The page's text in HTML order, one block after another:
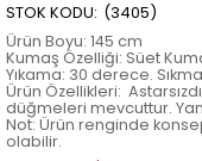
(3405)
Ürün Boyu: 145 cm
Kumaş Özelliği: Süet
Yıkama: 30 derece.
Ürün Özellikleri:
düğmeleri mevcuttur.
Not: Ürün renginde
olabilir.